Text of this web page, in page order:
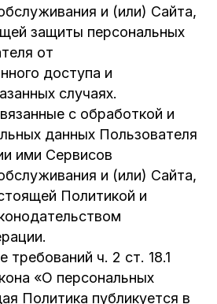
и (или) Сайта,
защиты персональных
от
доступа и
случаях.
с обработкой и
данных Пользователя
ими Сервисов
и (или) Сайта,
Политикой и
требований ч. 2 ст. 18.1
«О персональных
Политика публикуется в